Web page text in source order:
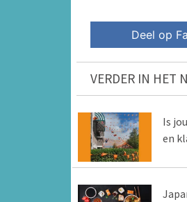
Deel op
VERDER IN HET
Is
en